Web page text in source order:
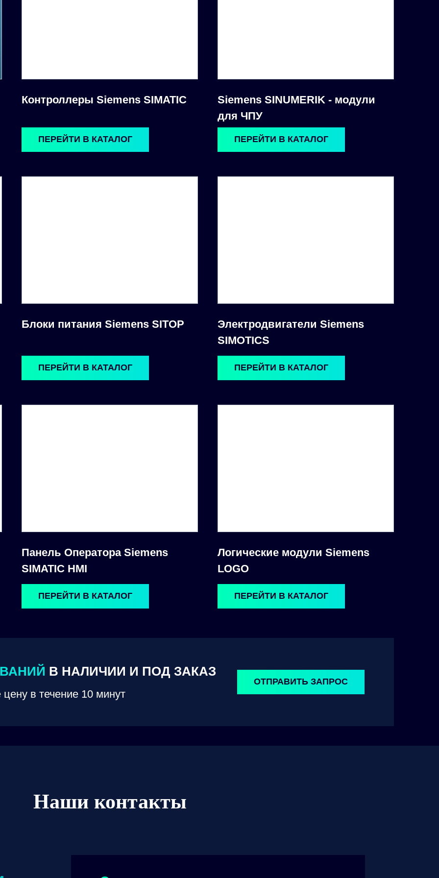
Контроллеры Siemens SIMATIC
Siemens SINUMERIK - модули
для ЧПУ
ПЕРЕЙТИ В КАТАЛОГ ПЕРЕЙТИ В КАТАЛОГ
ОТПРАВИТЬ ЗАПРОС
В НАЛИЧИИ И ПОД ЗАКАЗ
в течение 10 минут
Блоки питания Siemens SITOP
Электродвигатели Siemens
SIMOTICS
ПЕРЕЙТИ В КАТАЛОГ ПЕРЕЙТИ В КАТАЛОГ
Панель Оператора Siemens
SIMATIC HMI
Логические модули Siemens
LOGO
ПЕРЕЙТИ В КАТАЛОГ ПЕРЕЙТИ В КАТАЛОГ
Наши контакты